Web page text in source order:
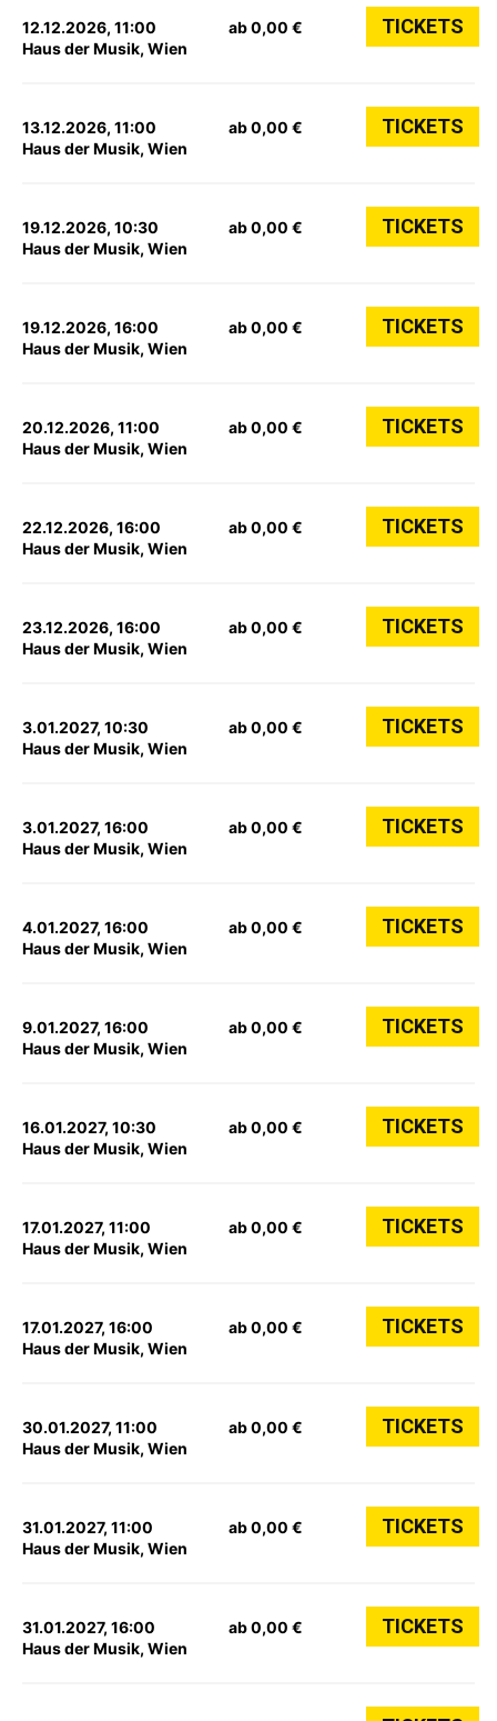
12.12.2026, 11:00
Haus der Musik, Wien
ab 0,00 € TICKETS
13.12.2026, 11:00
Haus der Musik, Wien
ab 0,00 € TICKETS
19.12.2026, 10:30
Haus der Musik, Wien
ab 0,00 € TICKETS
19.12.2026, 16:00
Haus der Musik, Wien
ab 0,00 € TICKETS
20.12.2026, 11:00
Haus der Musik, Wien
ab 0,00 € TICKETS
22.12.2026, 16:00
Haus der Musik, Wien
ab 0,00 € TICKETS
23.12.2026, 16:00
Haus der Musik, Wien
ab 0,00 € TICKETS
3.01.2027, 10:30
Haus der Musik, Wien
ab 0,00 € TICKETS
3.01.2027, 16:00
Haus der Musik, Wien
ab 0,00 € TICKETS
4.01.2027, 16:00
Haus der Musik, Wien
ab 0,00 € TICKETS
9.01.2027, 16:00
Haus der Musik, Wien
ab 0,00 € TICKETS
16.01.2027, 10:30
Haus der Musik, Wien
ab 0,00 € TICKETS
17.01.2027, 11:00
Haus der Musik, Wien
ab 0,00 € TICKETS
17.01.2027, 16:00
Haus der Musik, Wien
ab 0,00 € TICKETS
30.01.2027, 11:00
Haus der Musik, Wien
ab 0,00 € TICKETS
31.01.2027, 11:00
Haus der Musik, Wien
ab 0,00 € TICKETS
31.01.2027, 16:00
Haus der Musik, Wien
ab 0,00 € TICKETS